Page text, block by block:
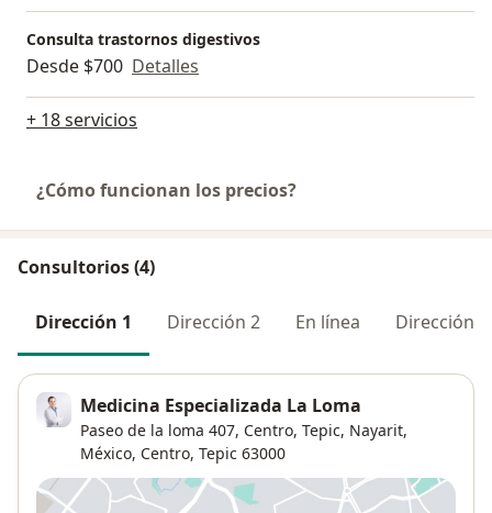
Consulta trastornos digestivos
Desde $700 Detalles
+ 18 servicios
¿Cómo funcionan los precios?
Consultorios (4)
Dirección 1 Dirección 2 En línea Dirección 3
Medicina Especializada La Loma
Paseo de la loma 407, Centro, Tepic, Nayarit,
México, Centro, Tepic 63000